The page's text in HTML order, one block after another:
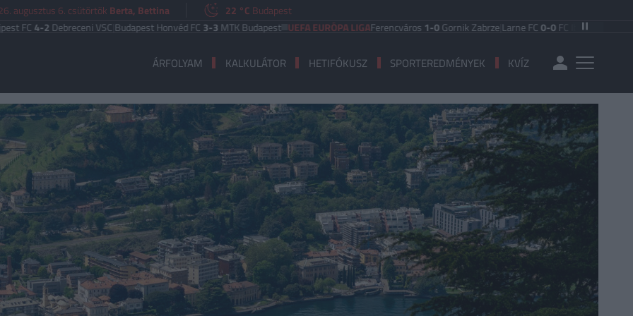
augusztus 6. csütörtök Berta, Bettina 22 °C Budapest
4-2Debreceni VSC|Budapest Honvéd FC3-3MTK Budapest UEFA EURÓPA LIGAFerencváros1-0Gornik Zabrze|Larne FC0-0FC Iberia 1999|Shamrock
ÁRFOLYAM KALKULÁTOR HETIFÓKUSZ SPORTEREDMÉNYEK KVÍZ